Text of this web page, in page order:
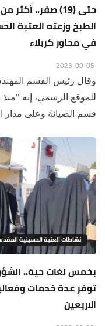
الطبخ وزعته العتبة
في محاور كربلاء
وقال رئيس القسم
للموقع الرسمي، إنه "منذ
قسم الصيانة وعلى مدار
نشاطات العتبة الحسينية
بخمس لغات حية..
توفر عدة خدمات
الاربعين